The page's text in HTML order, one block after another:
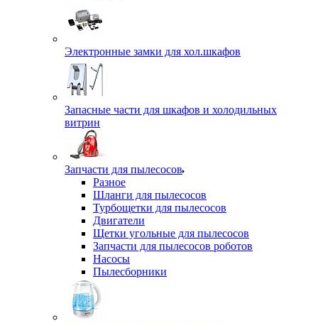
Электронные замки для хол.шкафов
Запасные части для шкафов и холодильных
витрин
Запчасти для пылесосов
Разное
Шланги для пылесосов
Турбощетки для пылесосов
Двигатели
Щетки угольные для пылесосов
Запчасти для пылесосов роботов
Насосы
Пылесборники